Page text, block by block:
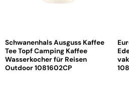
Schwanenhals Ausguss Kaffee
Tee Topf Camping Kaffee
Wasserkocher für Reisen
Outdoor 1081602CP